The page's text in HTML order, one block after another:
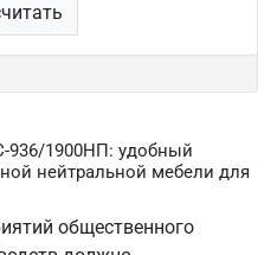
936/1900НП: удобный
нейтральной мебели для
общественного